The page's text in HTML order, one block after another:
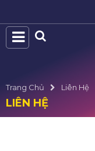
Trang Chủ Liên Hệ
LIÊN HỆ